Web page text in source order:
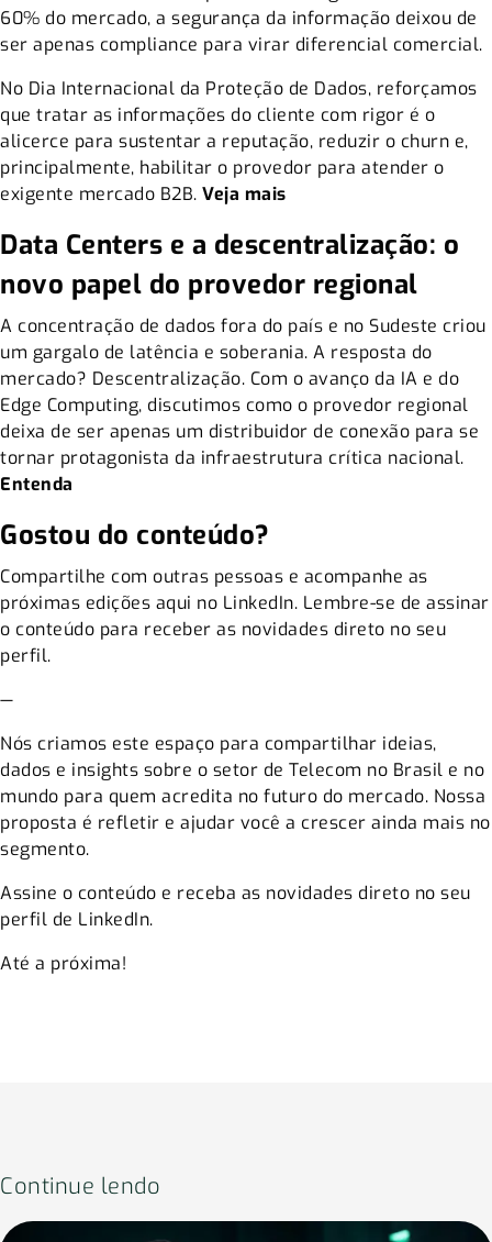
60% do mercado, a segurança da informação deixou de
ser apenas compliance para virar diferencial comercial.
No Dia Internacional da Proteção de Dados, reforçamos
que tratar as informações do cliente com rigor é o
alicerce para sustentar a reputação, reduzir o churn e,
principalmente, habilitar o provedor para atender o
exigente mercado B2B. Veja mais
Data Centers e a descentralização: o
novo papel do provedor regional
A concentração de dados fora do país e no Sudeste criou
um gargalo de latência e soberania. A resposta do
mercado? Descentralização. Com o avanço da IA e do
Edge Computing, discutimos como o provedor regional
deixa de ser apenas um distribuidor de conexão para se
tornar protagonista da infraestrutura crítica nacional.
Entenda
Gostou do conteúdo?
Compartilhe com outras pessoas e acompanhe as
próximas edições aqui no LinkedIn. Lembre-se de assinar
o conteúdo para receber as novidades direto no seu
perfil.
—
Nós criamos este espaço para compartilhar ideias,
dados e insights sobre o setor de Telecom no Brasil e no
mundo para quem acredita no futuro do mercado. Nossa
proposta é refletir e ajudar você a crescer ainda mais no
segmento.
Assine o conteúdo e receba as novidades direto no seu
perfil de LinkedIn.
Até a próxima!
Continue lendo